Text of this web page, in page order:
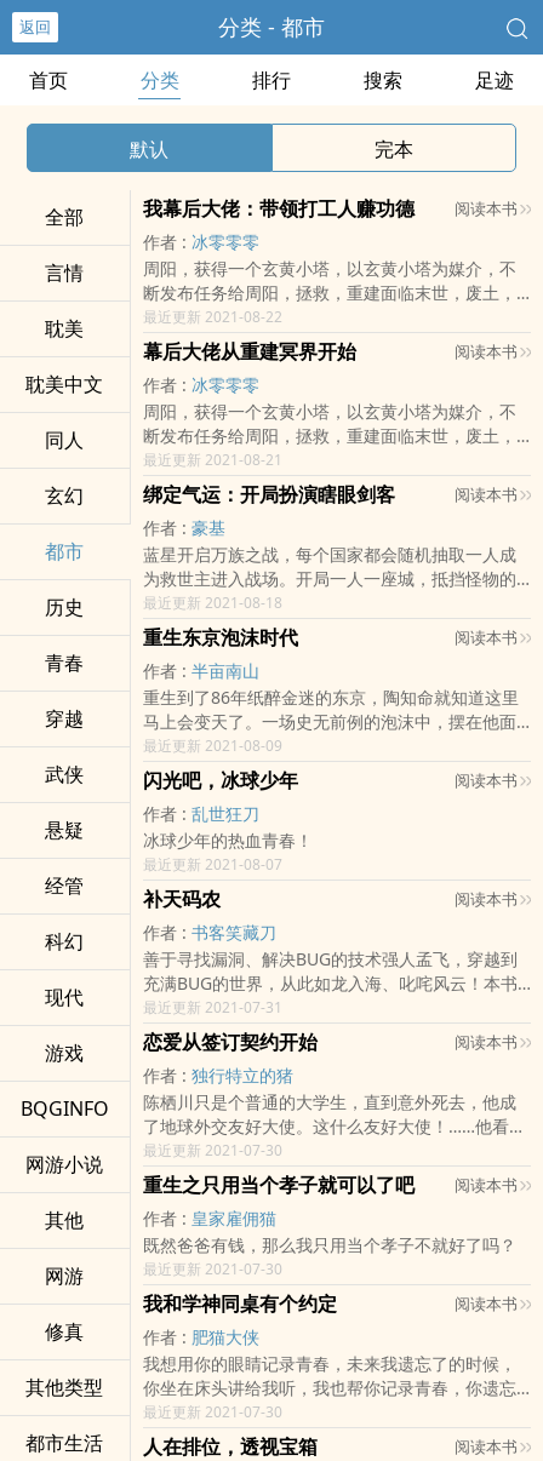
返回 分类 - 都市
首页 分类 排行 搜索 足迹
默认 完本
全部
言情
耽美
耽美中文
同人
玄幻
都市
历史
青春
穿越
武侠
悬疑
经管
科幻
现代
游戏
BQGINFO
网游小说
其他
网游
修真
其他类型
都市生活
我幕后大佬：带领打工人赚功德 阅读本书
作者 : 冰零零零
周阳，获得一个玄黄小塔，以玄黄小塔为媒介，不
断发布任务给周阳，拯救，重建面临末世，废土，
毁灭，妖魔诡异横行的世界，......。在末法，低武或
武侠的世界传道，传下修练法，使世界升
级，.......。加速某个世界文明进程。而报酬是功
德，只要有功德，可以兑换任何你想要的。只要有
足够功德，可以兑换长生的寿命。只要有足够的功
德，只要一个呼吸时间，就能从一个普通人变成一
个横断江河，担山覆海的强者。只要有足够的功
德，可以复活一个死去很久的人。这是一个幕后大
佬带领一群打工人打穿诸天世界的故事。
最近更新 2021-08-22
幕后大佬从重建冥界开始 阅读本书
作者 : 冰零零零
周阳，获得一个玄黄小塔，以玄黄小塔为媒介，不
断发布任务给周阳，拯救，重建面临末世，废土，
毁灭，妖魔诡异横行的世界，......。在末法，低武或
武侠的世界传道，传下修练法，使世界升
级，.......。加速某个世界文明进程。而报酬是功
德，只要有功德，可以兑换任何你想要的。只要有
足够功德，可以兑换长生的寿命。只要有足够的功
德，只要一个呼吸时间，就能从一个普通人变成一
个横断江河，担山覆海的强者。只要有足够的功
德，可以复活一个死去很久的人。这是一个幕后大
佬带领一群打工人打穿诸天世界的故事。
最近更新 2021-08-21
绑定气运：开局扮演瞎眼剑客 阅读本书
作者 : 豪基
蓝星开启万族之战，每个国家都会随机抽取一人成
为救世主进入战场。开局一人一座城，抵挡怪物的
进攻。宁风代表九州国参赛，同时激活了神级系
统，开局获得黑金大刀。身附麒麟纹身的他，绑定
了九州国的气运。叮：成功击杀侵入怪物，奖励九
州国寿命+10年。叮：发现天外陨铁，奖励九州国巨
龙矿脉。一荣俱荣，一损俱损！至此，九州国成为
万族之尊，宁风也成为了人们信仰的宁神！
最近更新 2021-08-18
重生东京泡沫时代 阅读本书
作者 : 半亩南山
重生到了86年纸醉金迷的东京，陶知命就知道这里
马上会变天了。一场史无前例的泡沫中，摆在他面
前的，是无尽的财富和机会，还有昭和时代最后的
绝色们，最肆意的青春。风暴之后，他乘风而起，
目光注视到更广阔的的天地。这是一本都市商业科
技文，无系统，符合大佬口味的请点击收藏。已有
三本老书，从未太监，请放心收藏。裙号：
516470563
最近更新 2021-08-09
闪光吧，冰球少年 阅读本书
作者 : 乱世狂刀
冰球少年的热血青春！
最近更新 2021-08-07
补天码农 阅读本书
作者 : 书客笑藏刀
善于寻找漏洞、解决BUG的技术强人孟飞，穿越到
充满BUG的世界，从此如龙入海、叱咤风云！本书
多爽感但绝不庸俗，单女主且绝不虐心。情节离奇
但不荒谬，故事烧脑且富有逻辑。内容以解谜、破
案、智斗为主。欢迎品鉴。
最近更新 2021-07-31
恋爱从签订契约开始 阅读本书
作者 : 独行特立的猪
陈栖川只是个普通的大学生，直到意外死去，他成
了地球外交友好大使。这什么友好大使！……他看着
眼前的绝美少女，冷静地抽出契约：“你就是我的
girlfriend吗？”……“栖川，我，我喜欢……”“嘘，”陈
栖川牵起她的手：“你看，今晚的月色真美。”恋爱日
常文～
最近更新 2021-07-30
重生之只用当个孝子就可以了吧 阅读本书
作者 : 皇家雇佣猫
既然爸爸有钱，那么我只用当个孝子不就好了吗？
最近更新 2021-07-30
我和学神同桌有个约定 阅读本书
作者 : 肥猫大侠
我想用你的眼睛记录青春，未来我遗忘了的时候，
你坐在床头讲给我听，我也帮你记录青春，你遗忘
的时候我也回忆给你听.........
最近更新 2021-07-30
人在排位，透视宝箱 阅读本书